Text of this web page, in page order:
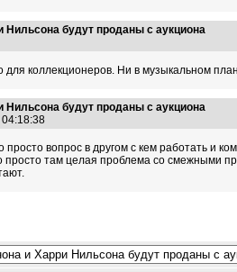
будут проданы с аукциона
коллекционеров. Ни в музыкальном
будут проданы с аукциона
04:18:38
вопрос в другом с кем работать и
там целая проблема со смежными